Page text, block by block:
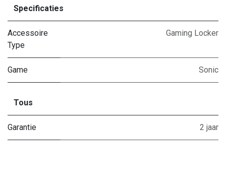
Specificaties
Accessoire
Type
Gaming Locker
Game Sonic
Tous
Garantie 2 jaar